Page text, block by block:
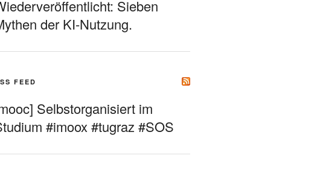
Sieben
der KI-Nutzung.
FEED
Selbstorganisiert im
#imoox #tugraz #SOS